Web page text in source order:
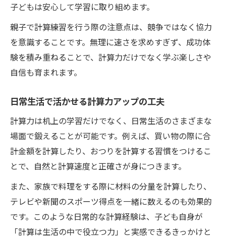
子どもは安心して学習に取り組めます。
親子で計算練習を行う際の注意点は、競争ではなく協力
を意識することです。無理に速さを求めすぎず、成功体
験を積み重ねることで、計算力だけでなく学ぶ楽しさや
自信も育まれます。
日常生活で活かせる計算力アップの工夫
計算力は机上の学習だけでなく、日常生活のさまざまな
場面で鍛えることが可能です。例えば、買い物の際に合
計金額を計算したり、おつりを計算する習慣をつけるこ
とで、自然と計算速度と正確さが身につきます。
また、家族で料理をする際に材料の分量を計算したり、
テレビや新聞のスポーツ得点を一緒に数えるのも効果的
です。このような日常的な計算経験は、子ども自身が
「計算は生活の中で役立つ力」と実感できるきっかけと